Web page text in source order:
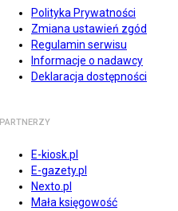
Polityka Prywatności
Zmiana ustawień zgód
Regulamin serwisu
Informacje o nadawcy
Deklaracja dostępności
PARTNERZY
E-kiosk.pl
E-gazety.pl
Nexto.pl
Mała księgowość